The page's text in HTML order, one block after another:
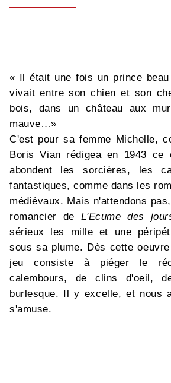
« Il était une fois un prince beau
vivait entre son chien et son
bois, dans un château aux
mauve…»
C'est pour sa femme Michelle,
Boris Vian rédigea en 1943 ce
abondent les sorcières, les
fantastiques, comme dans les
médiévaux. Mais n'attendons
romancier de L'Ecume des
sérieux les mille et une
sous sa plume. Dès cette
jeu consiste à piéger le
calembours, de clins d'oeil,
burlesque. Il y excelle, et nous
s'amuse.